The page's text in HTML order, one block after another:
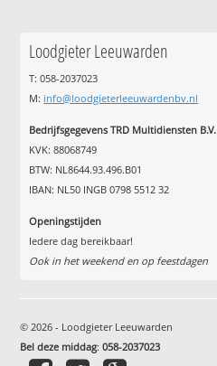
Loodgieter Leeuwarden
T: 058-2037023
M: info@loodgieterleeuwardenbv.nl
Bedrijfsgegevens TRD Multidiensten B.V.
KVK: 88068749
BTW: NL8644.93.496.B01
IBAN: NL50 INGB 0798 5512 32
Openingstijden
Iedere dag bereikbaar!
Ook in het weekend en op feestdagen
© 2026 - Loodgieter Leeuwarden
Bel deze middag:058-2037023